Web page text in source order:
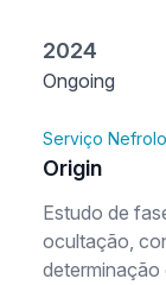
2024
Ongoing
Serviço
Origin
Estudo de
ocultação,
determinação